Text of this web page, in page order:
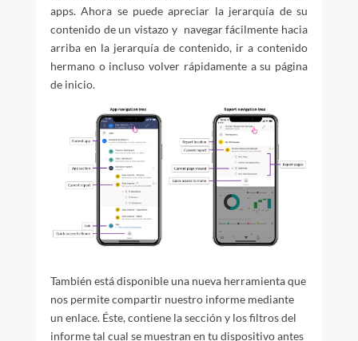
apps. Ahora se puede apreciar la jerarquía de su
contenido de un vistazo y navegar fácilmente hacia
arriba en la jerarquía de contenido, ir a contenido
hermano o incluso volver rápidamente a su página
de inicio.
También está disponible una nueva herramienta que
nos permite compartir nuestro informe mediante
un enlace. Éste, contiene la sección y los filtros del
informe tal cual se muestran en tu dispositivo antes